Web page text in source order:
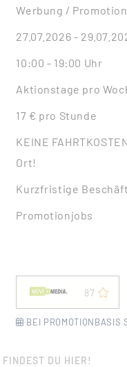
Werbung / Promotion
27.07.2026 -
10:00 - 19:00 Uhr
Aktionstage pro
17 € pro Stunde
KEINE
Ort!
Kurzfristige
Promotionjobs
87
BEI PROMOTIONBASIS
FINDEST DU HIER!